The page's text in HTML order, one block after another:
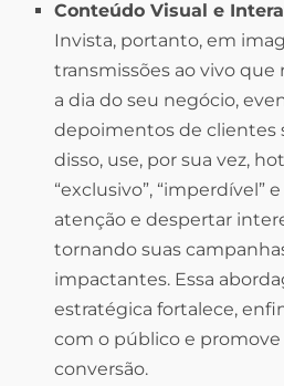
Conteúdo Visual e
Invista, portanto, em
transmissões ao vivo que
a dia do seu negócio,
depoimentos de clientes
disso, use, por sua vez,
“exclusivo”, “imperdível”
atenção e despertar
tornando suas
impactantes. Essa
estratégica fortalece,
com o público e promove
conversão.